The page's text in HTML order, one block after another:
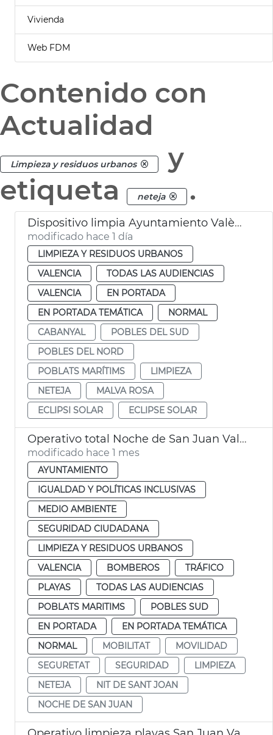
Vivienda
Web FDM
Contenido con
Actualidad
Limpieza y residuos urbanos
y
etiqueta
neteja .
Dispositivo limpia Ayuntamiento València eclipse solar
modificado hace 1 día
LIMPIEZA Y RESIDUOS URBANOS
VALENCIA
TODAS LAS AUDIENCIAS
VALENCIA
EN PORTADA
EN PORTADA TEMÁTICA
NORMAL
CABANYAL
POBLES DEL SUD
POBLES DEL NORD
POBLATS MARÍTIMS
LIMPIEZA
NETEJA
MALVA ROSA
ECLIPSI SOLAR
ECLIPSE SOLAR
Operativo total Noche de San Juan València. Movilidad, limpieza y seguridad
modificado hace 1 mes
AYUNTAMIENTO
IGUALDAD Y POLÍTICAS INCLUSIVAS
MEDIO AMBIENTE
SEGURIDAD CIUDADANA
LIMPIEZA Y RESIDUOS URBANOS
VALENCIA
BOMBEROS
TRÁFICO
PLAYAS
TODAS LAS AUDIENCIAS
POBLATS MARITIMS
POBLES SUD
EN PORTADA
EN PORTADA TEMÁTICA
NORMAL
MOBILITAT
MOVILIDAD
SEGURETAT
SEGURIDAD
LIMPIEZA
NETEJA
NIT DE SANT JOAN
NOCHE DE SAN JUAN